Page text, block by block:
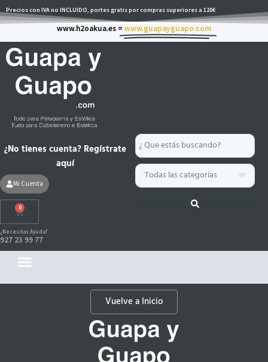
al
Precios con IVA no INCLUIDO, portes gratis por compras superiores a 120€
www.h2oakua.es = www.guapayguapo.com
Search
...
¿No tienes cuenta? Regístrate
aquí
Mi Cuenta
0
Carrito
¿Necesitas Ayuda?
927 23 99 77
Vuelve a Inicio